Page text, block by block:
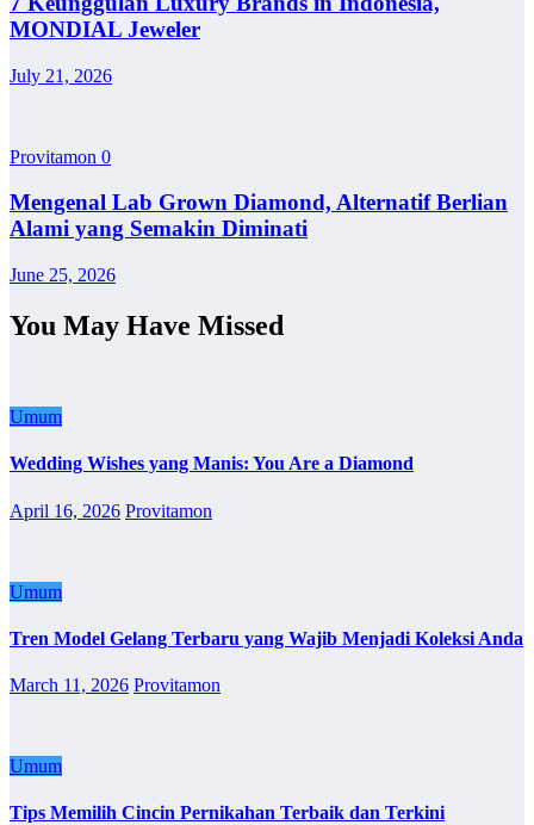
MONDIAL Jeweler
July 21, 2026
Provitamon 0
Mengenal Lab Grown Diamond, Alternatif Berlian
Alami yang Semakin Diminati
June 25, 2026
You May Have Missed
Umum
Wedding Wishes yang Manis: You Are a Diamond
April 16, 2026 Provitamon
Umum
Tren Model Gelang Terbaru yang Wajib Menjadi Koleksi Anda
March 11, 2026 Provitamon
Umum
Tips Memilih Cincin Pernikahan Terbaik dan Terkini